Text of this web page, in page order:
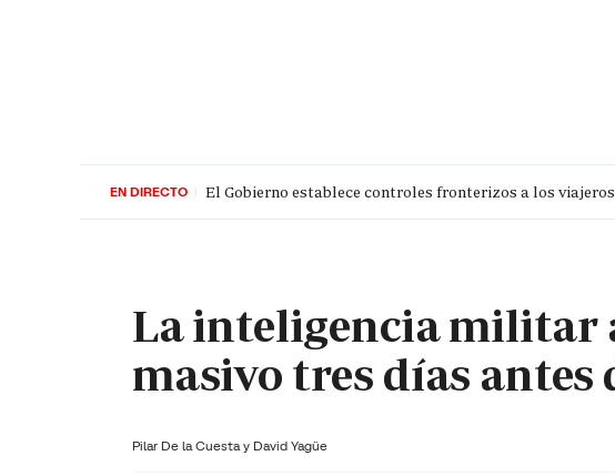
PORTADAOPINIÓNESPAÑAMADRIDINTERNACIONAL
EN DIRECTO El Gobierno establece controles fronterizos a los
La inteligencia militar
masivo tres días antes
Pilar De la Cuesta y David Yagüe